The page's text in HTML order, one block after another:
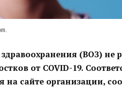
(ВОЗ) не
от COVID-19.
на сайте организации,